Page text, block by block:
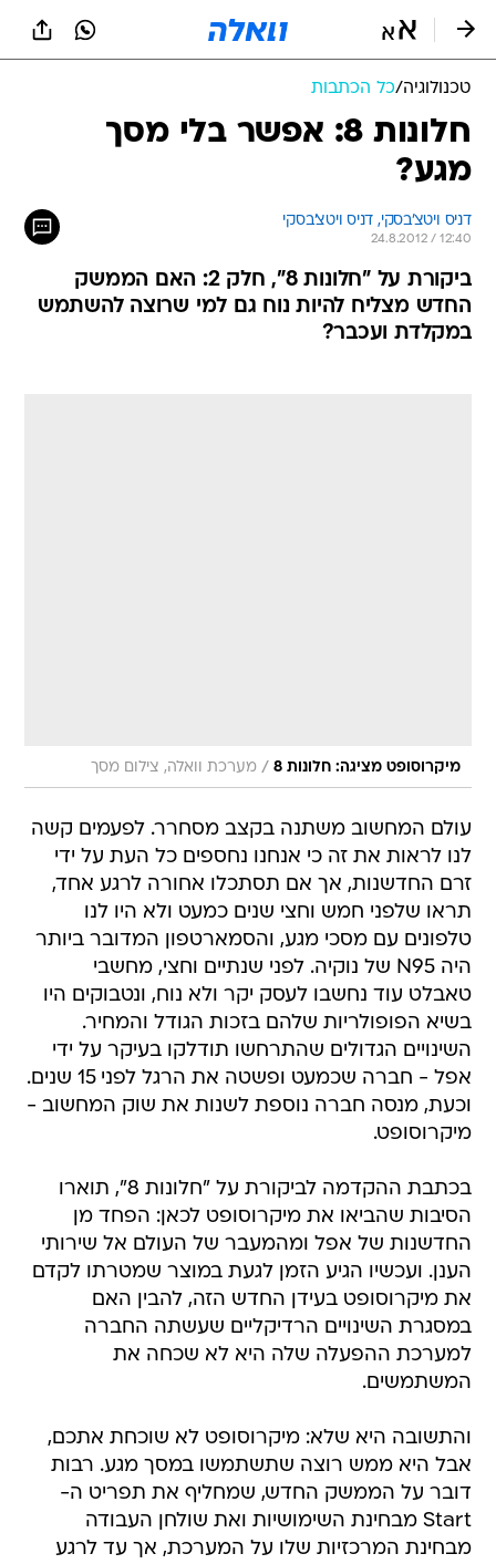
טכנולוגיה/כל הכתבות
חלונות 8: אפשר בלי מסך
מגע?
דניס ויטצ'בסקי, דניס ויטצ'בסקי
24.8.2012 / 12:40
ביקורת על "חלונות 8", חלק 2: האם הממשק
החדש מצליח להיות נוח גם למי שרוצה להשתמש
במקלדת ועכבר?
מיקרוסופט מציגה: חלונות 8 / מערכת וואלה, צילום מסך
עולם המחשוב משתנה בקצב מסחרר. לפעמים קשה
לנו לראות את זה כי אנחנו נחספים כל העת על ידי
זרם החדשנות, אך אם תסתכלו אחורה לרגע אחד,
תראו שלפני חמש וחצי שנים כמעט ולא היו לנו
טלפונים עם מסכי מגע, והסמארטפון המדובר ביותר
היה N95 של נוקיה. לפני שנתיים וחצי, מחשבי
טאבלט עוד נחשבו לעסק יקר ולא נוח, ונטבוקים היו
בשיא הפופולריות שלהם בזכות הגודל והמחיר.
השינויים הגדולים שהתרחשו תודלקו בעיקר על ידי
אפל - חברה שכמעט ופשטה את הרגל לפני 15 שנים.
וכעת, מנסה חברה נוספת לשנות את שוק המחשוב -
מיקרוסופט.
בכתבת ההקדמה לביקורת על "חלונות 8", תוארו
הסיבות שהביאו את מיקרוסופט לכאן: הפחד מן
החדשנות של אפל ומהמעבר של העולם אל שירותי
הענן. ועכשיו הגיע הזמן לגעת במוצר שמטרתו לקדם
את מיקרוסופט בעידן החדש הזה, להבין האם
במסגרת השינויים הרדיקליים שעשתה החברה
למערכת ההפעלה שלה היא לא שכחה את
המשתמשים.
והתשובה היא שלא: מיקרוסופט לא שוכחת אתכם,
אבל היא ממש רוצה שתשתמשו במסך מגע. רבות
דובר על הממשק החדש, שמחליף את תפריט ה-
Start מבחינת השימושיות ואת שולחן העבודה
מבחינת המרכזיות שלו על המערכת, אך עד לרגע